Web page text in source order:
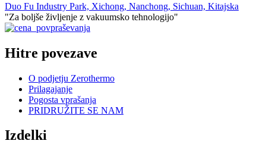
Duo Fu Industry Park, Xichong, Nanchong, Sichuan, Kitajska
"Za boljše življenje z vakuumsko tehnologijo"
Hitre povezave
O podjetju Zerothermo
Prilagajanje
Pogosta vprašanja
PRIDRUŽITE SE NAM
Izdelki